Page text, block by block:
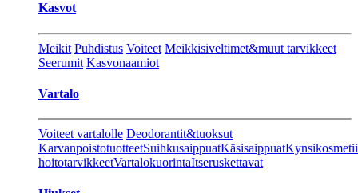
Kasvot
Meikit Puhdistus Voiteet Meikkisiveltimet&muut tarvikkeet
Seerumit Kasvonaamiot
Vartalo
Voiteet vartalolle Deodorantit&tuoksut
KarvanpoistotuotteetSuihkusaippuatKäsisaippuat
hoitotarvikkeetVartalokuorintaItseruskettavat